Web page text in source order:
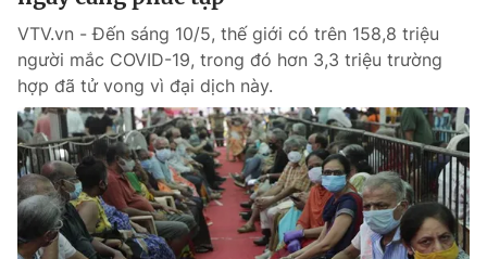
VTV.vn - Đến sáng 10/5, thế giới có trên 158,8 triệu
người mắc COVID-19, trong đó hơn 3,3 triệu trường
hợp đã tử vong vì đại dịch này.